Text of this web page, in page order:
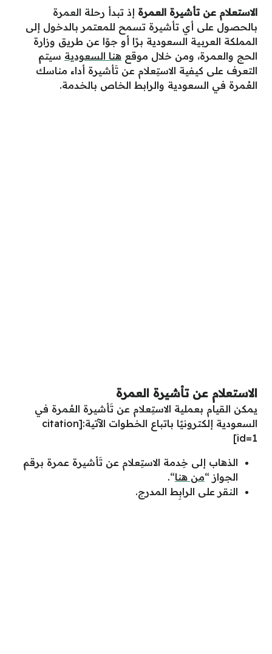
الاستعلام عن تأشيرة العمرة إذ تبدأ رحلة العمرة
بالحصول على أي تأشيرة تسمح للمعتمر بالدخول إلى
المملكة العربية السعودية برًا أو جوًا عن طريق وزارة
الحج والعمرة، ومن خلال موقع هنا السعودية سيتم
التعرف على كيفية الاستِعلام عن تَأشيرة أداء مناسك
العُمرة في السعودية والرابط الخاص بالخدمة.
الاستعلام عن تأشيرة العمرة
يمكن القيام بعملية الاستِعلام عن تَأشيرة العُمرة في
السعودية إلكترونيًا باتباع الخطوات الآتية:[citation
id=1]
الذهاب إلى خِدمة الاستِعلام عن تَأشيرة عمرة برقم
الجواز “من هنا“.
النقر على الرابِط المدرج.